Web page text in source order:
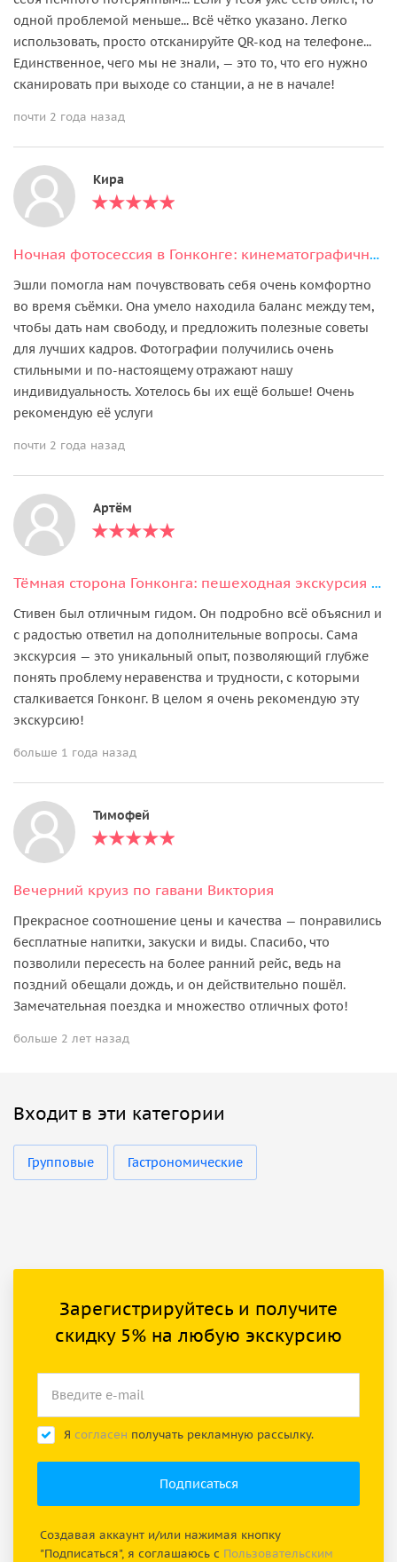
одной проблемой меньше... Всё чётко указано. Легко
использовать, просто отсканируйте QR-код на телефоне...
Единственное, чего мы не знали, — это то, что его нужно
сканировать при выходе со станции, а не в начале!
почти 2 года назад
Кира
Ночная фотосессия в Гонконге: кинематографично, атмосферно, лично
Эшли помогла нам почувствовать себя очень комфортно
во время съёмки. Она умело находила баланс между тем,
чтобы дать нам свободу, и предложить полезные советы
для лучших кадров. Фотографии получились очень
стильными и по‑настоящему отражают нашу
индивидуальность. Хотелось бы их ещё больше! Очень
рекомендую её услуги
почти 2 года назад
Артём
Тёмная сторона Гонконга: пешеходная экскурсия по Шам Шуй По и домам‑клеткам
Стивен был отличным гидом. Он подробно всё объяснил и
с радостью ответил на дополнительные вопросы. Сама
экскурсия — это уникальный опыт, позволяющий глубже
понять проблему неравенства и трудности, с которыми
сталкивается Гонконг. В целом я очень рекомендую эту
экскурсию!
больше 1 года назад
Тимофей
Вечерний круиз по гавани Виктория
Прекрасное соотношение цены и качества — понравились
бесплатные напитки, закуски и виды. Спасибо, что
позволили пересесть на более ранний рейс, ведь на
поздний обещали дождь, и он действительно пошёл.
Замечательная поездка и множество отличных фото!
больше 2 лет назад
Входит в эти категории
Групповые Гастрономические
Зарегистрируйтесь и получите
скидку 5% на любую экскурсию
Я согласен получать рекламную рассылку.
Создавая аккаунт и/или нажимая кнопку
"Подписаться", я соглашаюсь с Пользовательским